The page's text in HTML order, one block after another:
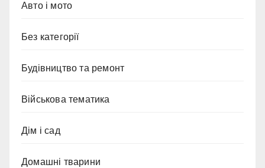
Авто і мото
Без категорії
Будівництво та ремонт
Військова тематика
Дім і сад
Домашні тварини